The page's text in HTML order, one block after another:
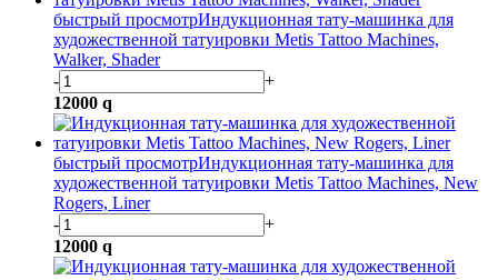
быстрый просмотрИндукционная тату-машинка для
художественной татуировки Metis Tattoo Machines,
Walker, Shader
-
+
12000 q
быстрый просмотрИндукционная тату-машинка для
художественной татуировки Metis Tattoo Machines, New
Rogers, Liner
-
+
12000 q